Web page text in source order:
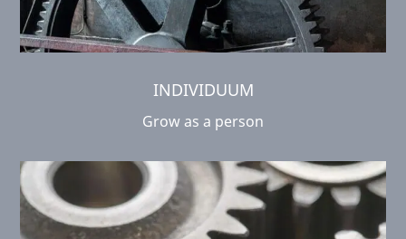
INDIVIDUUM
Grow as a person